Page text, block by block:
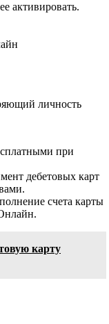
активировать.
личность
при
дебетовых карт
счета карты
карту